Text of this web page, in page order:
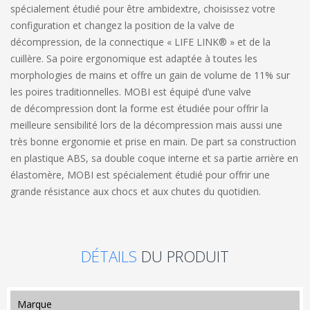
spécialement étudié pour être ambidextre, choisissez votre
configuration et changez la position de la valve de
décompression, de la connectique « LIFE LINK® » et de la
cuillère. Sa poire ergonomique est adaptée à toutes les
morphologies de mains et offre un gain de volume de 11% sur
les poires traditionnelles. MOBI est équipé d’une valve
de décompression dont la forme est étudiée pour offrir la
meilleure sensibilité lors de la décompression mais aussi une
très bonne ergonomie et prise en main. De part sa construction
en plastique ABS, sa double coque interne et sa partie arrière en
élastomère, MOBI est spécialement étudié pour offrir une
grande résistance aux chocs et aux chutes du quotidien.
DÉTAILS DU PRODUIT
marque